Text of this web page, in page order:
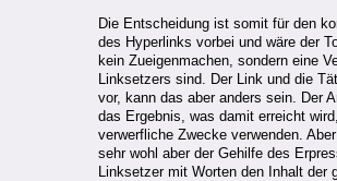
Die Entscheidung ist somit für den
des Hyperlinks vorbei und wäre der
kein Zueigenmachen, sondern eine
Linksetzers sind. Der Link und die
vor, kann das aber anders sein. Der
das Ergebnis, was damit erreicht
verwerfliche Zwecke verwenden.
sehr wohl aber der Gehilfe des
Linksetzer mit Worten den Inhalt der